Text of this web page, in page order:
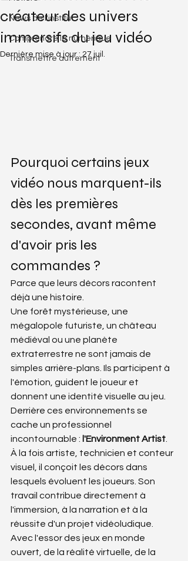
News de l'institut
Comprendre le numérique
Transmettre autrement
créateur des univers
immersifs du jeu vidéo
Dernière mise à jour : 27 juil.
Pourquoi certains jeux
vidéo nous marquent-ils
dès les premières
secondes, avant même
d'avoir pris les
commandes ?
Parce que leurs décors racontent
déjà une histoire.
Une forêt mystérieuse, une
mégalopole futuriste, un château
médiéval ou une planète
extraterrestre ne sont jamais de
simples arrière-plans. Ils participent à
l'émotion, guident le joueur et
donnent une identité visuelle au jeu.
Derrière ces environnements se
cache un professionnel
incontournable : l'Environment Artist
À la fois artiste, technicien et conteur
visuel, il conçoit les décors dans
lesquels évoluent les joueurs. Son
travail contribue directement à
l'immersion, à la narration et à la
réussite d'un projet vidéoludique.
Avec l'essor des jeux en monde
ouvert, de la réalité virtuelle, de la